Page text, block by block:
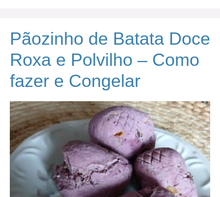
Pãozinho de Batata Doce
Roxa e Polvilho – Como
fazer e Congelar